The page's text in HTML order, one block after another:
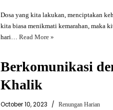
Dosa yang kita lakukan, menciptakan
kita biasa menikmati kemarahan, maka
hari… Read More »
Berkomunikasi
Khalik
October 10, 2023 Renungan Harian